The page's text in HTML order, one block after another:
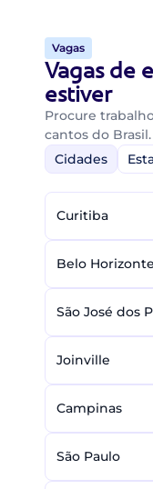
Vagas
Vagas de
estiver
Procure
cantos do Brasil.
Cidades
Curitiba
Belo Horizonte
São José dos
Joinville
Campinas
São Paulo